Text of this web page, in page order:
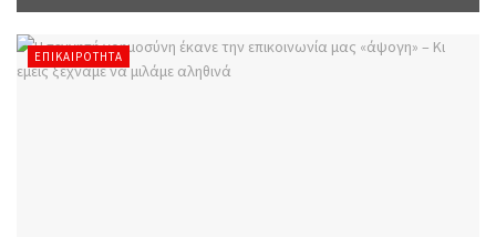
ΕΠΙΚΑΙΡΌΤΗΤΑ